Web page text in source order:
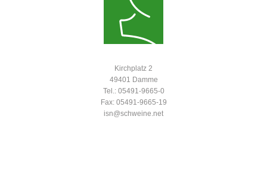
Kirchplatz 2
49401 Damme
Tel.: 05491-9665-0
Fax: 05491-9665-19
isn@schweine.net